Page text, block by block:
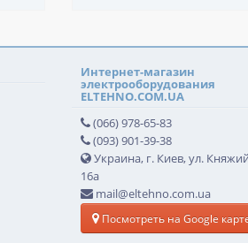
Интернет-магазин
электрооборудования
ELTEHNO.COM.UA
(066) 978-65-83
(093) 901-39-38
Украина, г. Киев, ул.
16а
mail@eltehno.com.ua
Посмотреть на Google